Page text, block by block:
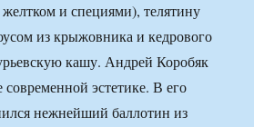
и специями), телятину
из крыжовника и кедрового
кашу. Андрей Коробяк
современной эстетике. В его
нежнейший баллотин из